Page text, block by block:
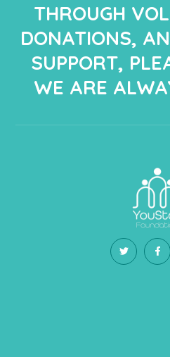
THROUGH
DONATIONS,
SUPPORT,
WE ARE